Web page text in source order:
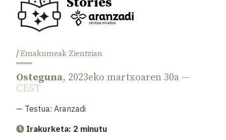
/ Emakumeak Zientzian
Osteguna, 2023eko martxoaren 30a —
CEST
— Testua: Aranzadi
Irakurketa: 2 minutu